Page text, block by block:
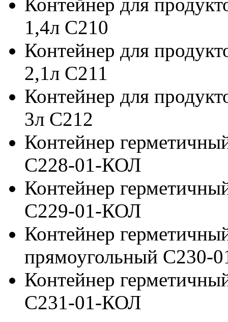
Контейнер для
1,4л С210
Контейнер для
2,1л С211
Контейнер для
3л С212
Контейнер
С228-01-КОЛ
Контейнер
С229-01-КОЛ
Контейнер
прямоугольный С230-
Контейнер
С231-01-КОЛ